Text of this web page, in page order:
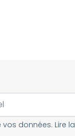
données. Lire la